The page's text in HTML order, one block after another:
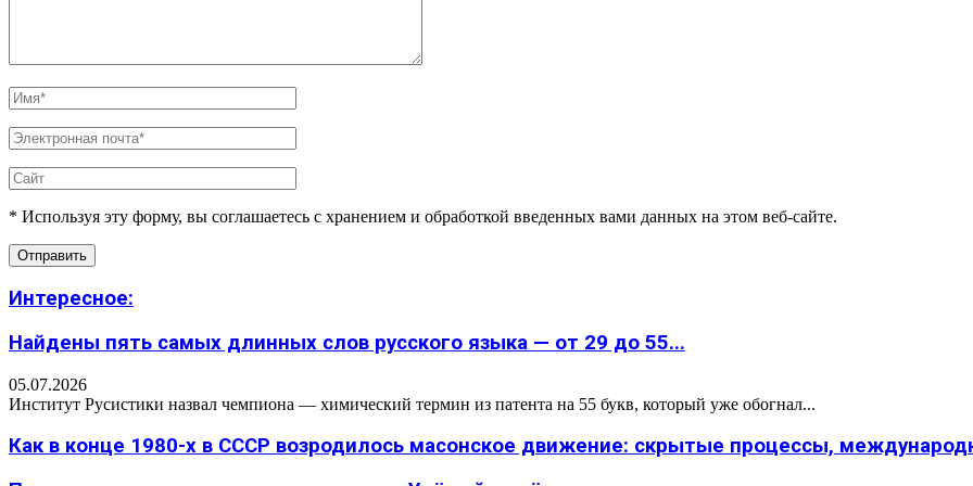
* Используя эту форму, вы соглашаетесь с хранением и обработкой введенных вами данных на этом веб-сайте.
Интересное:
Найдены пять самых длинных слов русского языка — от 29 до 55...
05.07.2026
Институт Русистики назвал чемпиона — химический термин из патента на 55 букв, который уже обогнал...
Как в конце 1980-х в СССР возродилось масонское движение: скрытые процессы,